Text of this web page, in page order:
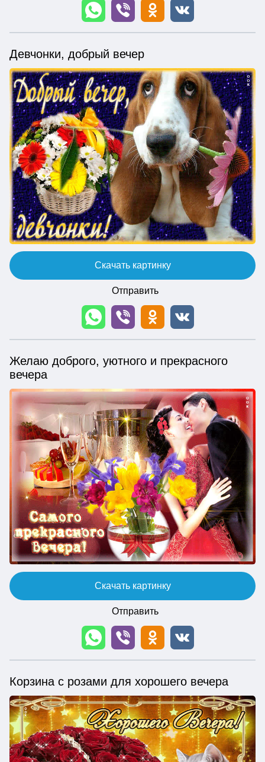
Девчонки, добрый вечер
Скачать картинку
Отправить
Желаю доброго, уютного и прекрасного
вечера
Скачать картинку
Отправить
Корзина с розами для хорошего вечера